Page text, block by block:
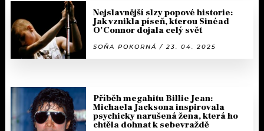
Nejslavnější slzy popové historie:
Jak vznikla píseň, kterou Sinéad
O’Connor dojala celý svět
SOŇA POKORNÁ / 23. 04. 2025
Příběh megahitu Billie Jean:
Michaela Jacksona inspirovala
psychicky narušená žena, která ho
chtěla dohnat k sebevraždě